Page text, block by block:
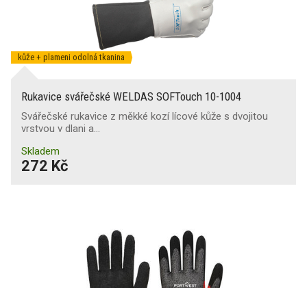
kůže + plameni odolná tkanina
Rukavice svářečské WELDAS SOFTouch 10-1004
Svářečské rukavice z měkké kozí lícové kůže s dvojitou
vrstvou v dlani a…
Skladem
272 Kč